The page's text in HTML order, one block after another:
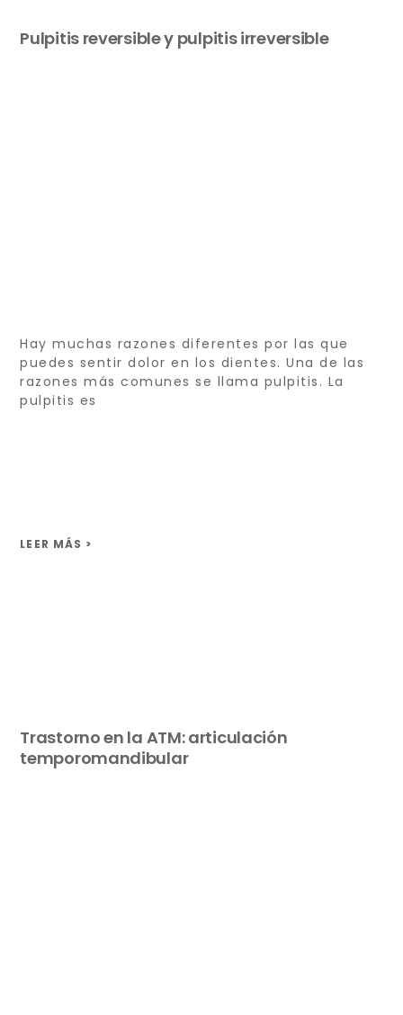
Pulpitis reversible y pulpitis irreversible
Hay muchas razones diferentes por las que
puedes sentir dolor en los dientes. Una de las
razones más comunes se llama pulpitis. La
pulpitis es
LEER MÁS >
Trastorno en la ATM: articulación
temporomandibular